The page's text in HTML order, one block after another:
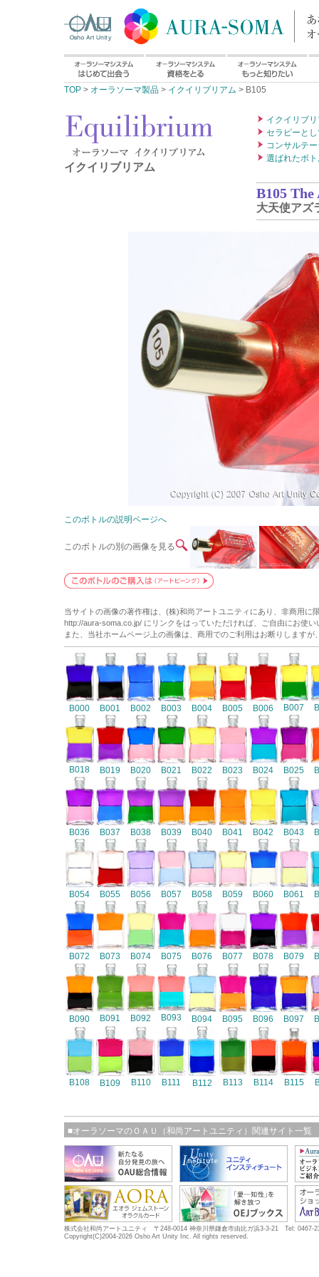
TOP > オーラソーマ製品 > イクイリブリアム > B105
イクイリブリアム
イクイリブ
セラピーと
コンサルテ
選ばれたボ
B105
大天使アズ
このボトルの説明ページへ
このボトルの別の画像を見る
当サイトの画像の著作権は、(株)和尚アートユニティにあり、非商用
http://aura-soma.co.jp/ にリンクをはっていただければ、ご自由にお使い
また、当社ホームページ上の画像は、商用でのご利用はお断りします
B000 B001 B002 B003 B004 B005 B006 B007
B018 B019 B020 B021 B022 B023 B024 B025
B036 B037 B038 B039 B040 B041 B042 B043
B054 B055 B056 B057 B058 B059 B060 B061
B072 B073 B074 B075 B076 B077 B078 B079
B090 B091 B092 B093 B094 B095 B096 B097
B108 B109 B110 B111 B112 B113 B114 B115
■オーラソーマのＯＡＵ（和尚アートユニティ）関連サイト一覧
株式会社和尚アートユニティ 〒248-0014 神奈川県鎌倉市由比ガ浜3-3-21 Tel: 0467-
Copyright(C)2004-2026 Osho Art Unity Inc. All rights reserved.